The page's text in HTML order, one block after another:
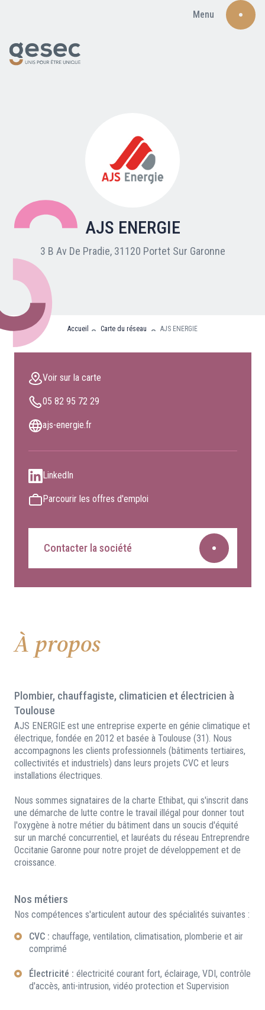
Menu
Nos adhérents
Carte du réseau
Nos partenaires
Clients professionnels
AJS ENERGIE
3 B Av De Pradie, 31120 Portet Sur Garonne
Accueil Carte du réseau AJS ENERGIE
Voir sur la carte
05 82 95 72 29
ajs-energie.fr
LinkedIn
Parcourir les offres d'emploi
Contacter la société
À propos
Plombier, chauffagiste, climaticien et électricien à
Toulouse
AJS ENERGIE est une entreprise experte en génie climatique et
électrique, fondée en 2012 et basée à Toulouse (31). Nous
accompagnons les clients professionnels (bâtiments tertiaires,
collectivités et industriels) dans leurs projets CVC et leurs
installations électriques.
Nous sommes signataires de la charte Ethibat, qui s'inscrit dans
une démarche de lutte contre le travail illégal pour donner tout
l'oxygène à notre métier du bâtiment dans un soucis d'équité
sur un marché concurrentiel, et lauréats du réseau Entreprendre
Occitanie Garonne pour notre projet de développement et de
croissance.
Nos métiers
Nos compétences s'articulent autour des spécialités suivantes :
CVC : chauffage, ventilation, climatisation, plomberie et air
comprimé
Électricité : électricité courant fort, éclairage, VDI, contrôle
d'accès, anti-intrusion, vidéo protection et Supervision